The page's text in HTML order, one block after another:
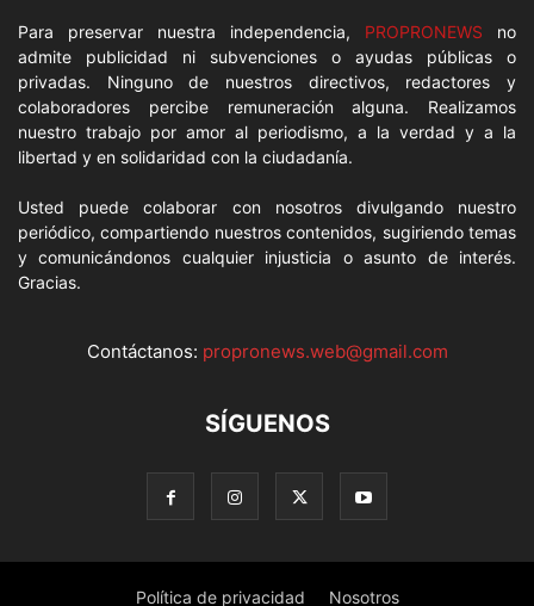
Para preservar nuestra independencia, PROPRONEWS no
admite publicidad ni subvenciones o ayudas públicas o
privadas. Ninguno de nuestros directivos, redactores y
colaboradores percibe remuneración alguna. Realizamos
nuestro trabajo por amor al periodismo, a la verdad y a la
libertad y en solidaridad con la ciudadanía.
Usted puede colaborar con nosotros divulgando nuestro
periódico, compartiendo nuestros contenidos, sugiriendo temas
y comunicándonos cualquier injusticia o asunto de interés.
Gracias.
Contáctanos: propronews.web@gmail.com
SÍGUENOS
Política de privacidad Nosotros